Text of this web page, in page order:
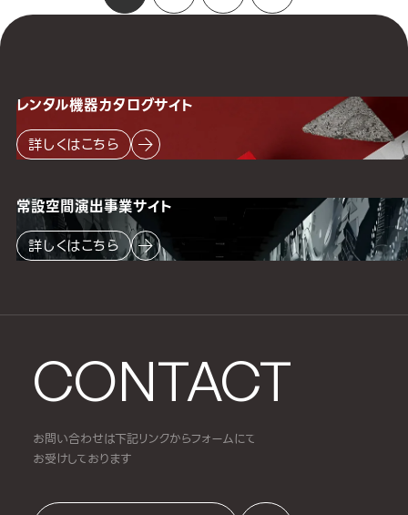
CONTACT
お問い合わせは下記リンクからフォームにて
お受けしております
レンタル機器カタログサイト
詳しくはこちら
常設空間演出事業サイト
詳しくはこちら